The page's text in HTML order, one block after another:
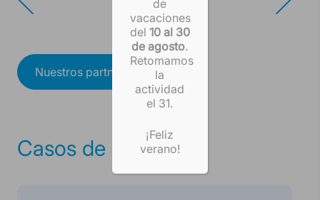
Nuestros partners
Casos de Éxito
de
vacaciones
del 10 al 30
de agosto.
Retomamos
la
actividad
el 31.
¡Feliz
verano!